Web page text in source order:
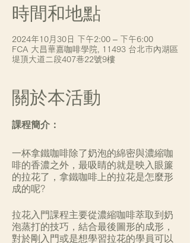
時間和地點
2024年10月30日 下午2:00 – 下午6:00
FCA 大昌華嘉咖啡學院, 11493 台北市內湖區
堤頂大道二段407巷22號9樓
關於本活動
課程簡介：
一杯拿鐵咖啡除了奶泡的綿密與濃縮咖
啡的香濃之外，最吸睛的就是映入眼簾
的拉花了，拿鐵咖啡上的拉花是怎麼形
成的呢?
拉花入門課程主要從濃縮咖啡萃取到奶
泡蒸打的技巧，結合最後圖形的成形，
對於剛入門或是想學習拉花的學員可以